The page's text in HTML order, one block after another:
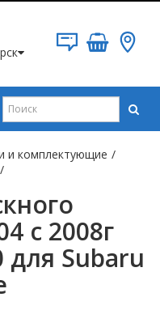
и комплектующие /
/
с 2008г
для Subaru